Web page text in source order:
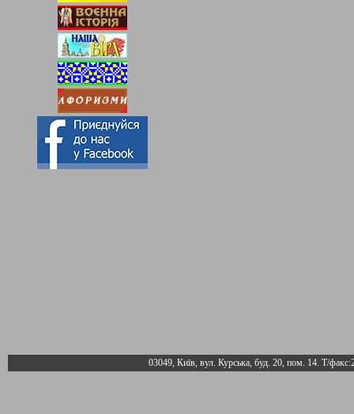
03049, Київ, вул. Курська, буд. 20, пом. 14. Т/